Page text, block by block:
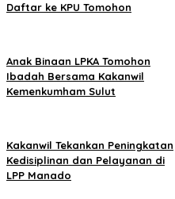
Daftar ke KPU Tomohon
Anak Binaan LPKA Tomohon
Ibadah Bersama Kakanwil
Kemenkumham Sulut
Kakanwil Tekankan Peningkatan
Kedisiplinan dan Pelayanan di
LPP Manado